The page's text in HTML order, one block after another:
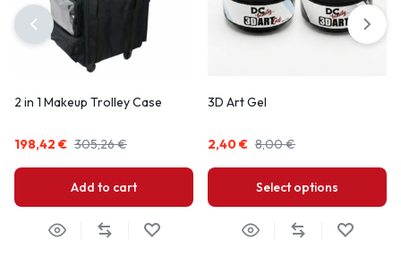
2 in 1 Makeup Trolley Case
305,26€
198,42 €
Add to cart
3D Art Gel
8,00€
2,40€
Select options